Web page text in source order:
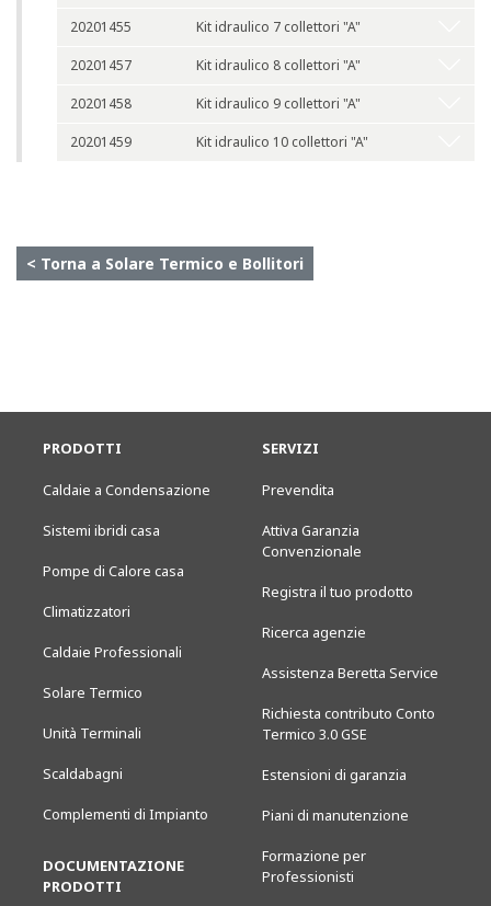
20201455 Kit idraulico 7 collettori "A"
20201457 Kit idraulico 8 collettori "A"
20201458 Kit idraulico 9 collettori "A"
20201459 Kit idraulico 10 collettori "A"
< Torna a Solare Termico e Bollitori
PRODOTTI
Caldaie a Condensazione
Sistemi ibridi casa
Pompe di Calore casa
Climatizzatori
Caldaie Professionali
Solare Termico
Unità Terminali
Scaldabagni
Complementi di Impianto
DOCUMENTAZIONE
PRODOTTI
SERVIZI
Prevendita
Attiva Garanzia
Convenzionale
Registra il tuo prodotto
Ricerca agenzie
Assistenza Beretta Service
Richiesta contributo Conto
Termico 3.0 GSE
Estensioni di garanzia
Piani di manutenzione
Formazione per
Professionisti